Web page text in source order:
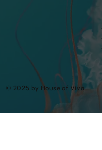
© 2025 by House of Viva